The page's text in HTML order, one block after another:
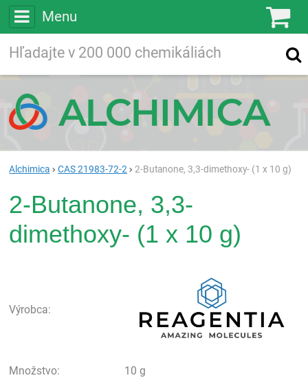
Menu
Vyhľadávanie
Alchimica CAS 21983-72-2 2-Butanone, 3,3-dimethoxy- (1 x 10 g)
2-Butanone, 3,3-
dimethoxy- (1 x 10 g)
Výrobca:
Množstvo:
10 g